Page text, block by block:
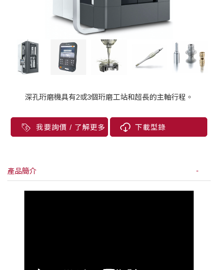
深孔珩磨機具有2或3個珩磨工站和超長的主軸行程。
我要詢價 / 了解更多 下載型錄
產品簡介